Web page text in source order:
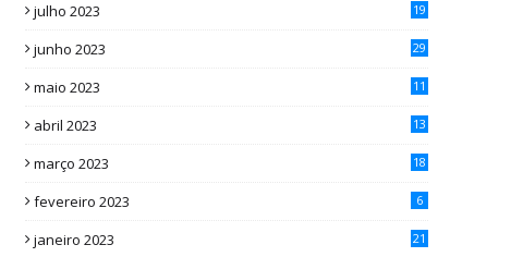
julho 2023 19
junho 2023 29
maio 2023 11
abril 2023 13
março 2023 18
fevereiro 2023 6
janeiro 2023 21